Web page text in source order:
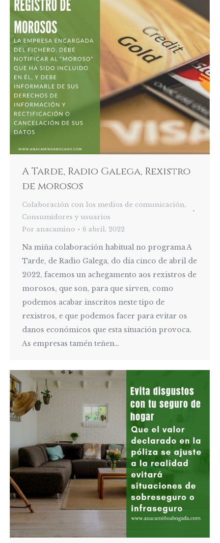
A Tarde, Radio Galega, Rexistro
de morosos
Colaboración con los medios de comunicación,
Consumidores y usuarios
Por anacamino 6 abril, 2022
Na miña colaboración habitual no programa A
Tarde, de Radio Galega, do día cinco de abril de
2022, facemos un achegamento aos rexistros de
morosos, que son, para que sirven, como
podemos acabar inscritos neste tipo de
rexistros, e que podemos facer para evitar os
danos económicos que esta situación provoca.
As empresas tamén teñen…